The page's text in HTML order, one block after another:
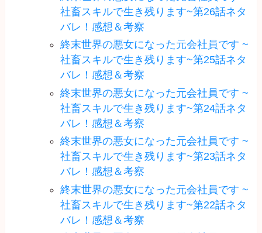
社畜スキルで生き残ります~第26話ネタ
バレ！感想＆考察
終末世界の悪女になった元会社員です ~
社畜スキルで生き残ります~第25話ネタ
バレ！感想＆考察
終末世界の悪女になった元会社員です ~
社畜スキルで生き残ります~第24話ネタ
バレ！感想＆考察
終末世界の悪女になった元会社員です ~
社畜スキルで生き残ります~第23話ネタ
バレ！感想＆考察
終末世界の悪女になった元会社員です ~
社畜スキルで生き残ります~第22話ネタ
バレ！感想＆考察